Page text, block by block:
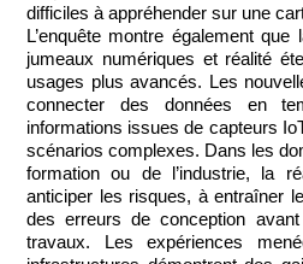
difficiles à appréhender sur une
L’enquête montre également
jumeaux numériques et réalité
usages plus avancés. Les
connecter des données en
informations issues de capteurs
scénarios complexes. Dans les
formation ou de l’industrie, la
anticiper les risques, à entraîner
des erreurs de conception
travaux. Les expériences